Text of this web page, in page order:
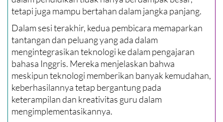
tetapi juga mampu bertahan dalam jangka panjang.
Dalam sesi terakhir, kedua pembicara memaparkan
tantangan dan peluang yang ada dalam
mengintegrasikan teknologi ke dalam pengajaran
bahasa Inggris. Mereka menjelaskan bahwa
meskipun teknologi memberikan banyak kemudahan,
keberhasilannya tetap bergantung pada
keterampilan dan kreativitas guru dalam
mengimplementasikannya.